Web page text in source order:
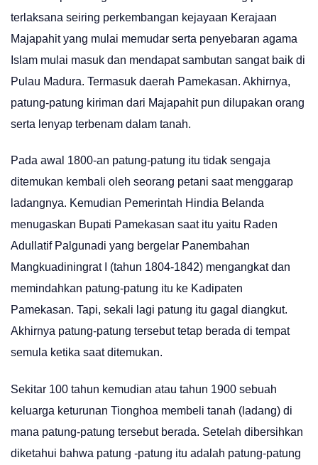
terlaksana seiring perkembangan kejayaan Kerajaan
Majapahit yang mulai memudar serta penyebaran agama
Islam mulai masuk dan mendapat sambutan sangat baik di
Pulau Madura. Termasuk daerah Pamekasan. Akhirnya,
patung-patung kiriman dari Majapahit pun dilupakan orang
serta lenyap terbenam dalam tanah.
Pada awal 1800-an patung-patung itu tidak sengaja
ditemukan kembali oleh seorang petani saat menggarap
ladangnya. Kemudian Pemerintah Hindia Belanda
menugaskan Bupati Pamekasan saat itu yaitu Raden
Adullatif Palgunadi yang bergelar Panembahan
Mangkuadiningrat I (tahun 1804-1842) mengangkat dan
memindahkan patung-patung itu ke Kadipaten
Pamekasan. Tapi, sekali lagi patung itu gagal diangkut.
Akhirnya patung-patung tersebut tetap berada di tempat
semula ketika saat ditemukan.
Sekitar 100 tahun kemudian atau tahun 1900 sebuah
keluarga keturunan Tionghoa membeli tanah (ladang) di
mana patung-patung tersebut berada. Setelah dibersihkan
diketahui bahwa patung -patung itu adalah patung-patung